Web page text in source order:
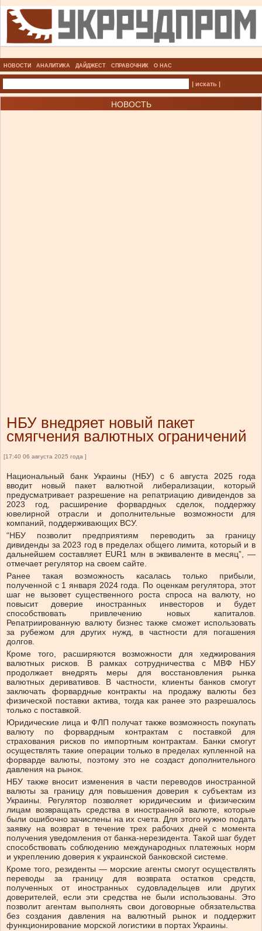
НОВОСТИ АНАЛИТИКА ДАЙДЖЕСТ СПРАВОЧНИК О НАС
| искать |
НОВОСТЬ
НБУ внедряет новый пакет
смягчения валютных ограничений
[17:40 06 августа 2025 года ]
Национальный банк Украины (НБУ) с 6 августа 2025 года
вводит новый пакет валютной либерализации, который
предусматривает разрешение на репатриацию дивидендов за
2023 год, расширение форвардных сделок, поддержку
ювелирной отрасли и дополнительные возможности для
компаний, поддерживающих ВСУ.
“НБУ позволит предприятиям переводить за границу
дивиденды за 2023 год в пределах общего лимита, который и в
дальнейшем составляет EUR1 млн в эквиваленте в месяц”, —
отмечает регулятор на своем сайте.
Ранее такая возможность касалась только прибыли,
полученной с 1 января 2024 года. По оценкам регулятора, этот
шаг не вызовет существенного роста спроса на валюту, но
повысит доверие иностранных инвесторов и будет
способствовать привлечению новых капиталов.
Репатриированную валюту бизнес также сможет использовать
за рубежом для других нужд, в частности для погашения
долгов.
Кроме того, расширяются возможности для хеджирования
валютных рисков. В рамках сотрудничества с МВФ НБУ
продолжает внедрять меры для восстановления рынка
валютных деривативов. В частности, клиенты банков смогут
заключать форвардные контракты на продажу валюты без
физической поставки актива, тогда как ранее это разрешалось
только с поставкой.
Юридические лица и ФЛП получат также возможность покупать
валюту по форвардным контрактам с поставкой для
страхования рисков по импортным контрактам. Банки смогут
осуществлять такие операции только в пределах купленной на
форварде валюты, поэтому это не создаст дополнительного
давления на рынок.
НБУ также вносит изменения в части переводов иностранной
валюты за границу для повышения доверия к субъектам из
Украины. Регулятор позволяет юридическим и физическим
лицам возвращать средства в иностранной валюте, которые
были ошибочно зачислены на их счета. Для этого нужно подать
заявку на возврат в течение трех рабочих дней с момента
получения уведомления от банка-нерезидента. Такой шаг будет
способствовать соблюдению международных платежных норм
и укреплению доверия к украинской банковской системе.
Кроме того, резиденты — морские агенты смогут осуществлять
переводы за границу для возврата остатков средств,
полученных от иностранных судовладельцев или других
доверителей, если эти средства не были использованы. Это
позволит агентам выполнять свои договорные обязательства
без создания давления на валютный рынок и поддержит
функционирование морской логистики в портах Украины.